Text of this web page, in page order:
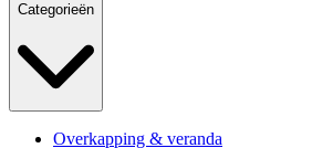
Categorieën
Overkapping & veranda